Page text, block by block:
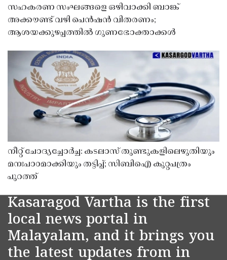
സഹകരണ സംഘങ്ങളെ ഒഴിവാക്കി ബാങ്ക്
അക്കൗണ്ട് വഴി പെൻഷൻ വിതരണം;
ആശയക്കുഴപ്പത്തിൽ ഗുണഭോക്താക്കൾ
നീറ്റ് ചോദ്യച്ചോർച്ച: കടലാസ് തുണ്ടുകളിലെഴുതിയും
മനഃപാഠമാക്കിയും തട്ടിപ്പ്; സിബിഐ കുറ്റപത്രം
പുറത്ത്
Kasaragod Vartha is the first
local news portal in
Malayalam, and it brings you
the latest updates from in